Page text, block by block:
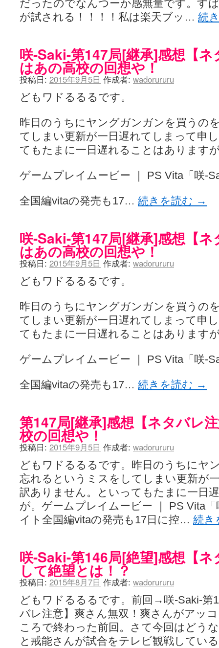
だったのでなんつーか感無量です。す
が試される！！！！私は楽天ブッ… 続
咲-Saki-第147局[継承]感想【
はあの高校の回想や！
投稿日: 2015年9月5日 作成者: wadorururu
どもワドるるるです。
昨日のうちにヤングガンガンを買うの
てしまい更新が一日遅れてしまって申
てもたまに一日遅れることはあります
ゲームプレイムービー ｜ PS Vita「咲-
全国編vitaの発売も17… 続きを読む →
咲-Saki-第147局[継承]感想【
はあの高校の回想や！
投稿日: 2015年9月5日 作成者: wadorururu
どもワドるるるです。
昨日のうちにヤングガンガンを買うの
てしまい更新が一日遅れてしまって申
てもたまに一日遅れることはあります
ゲームプレイムービー ｜ PS Vita「咲-
全国編vitaの発売も17… 続きを読む →
第147局[継承]感想【ネタバレ
校の回想や！
投稿日: 2015年9月5日 作成者: wadorururu
どもワドるるるです。昨日のうちにヤ
忘れるというミスをしてしまい更新が
訳ありません。といってもたまに一日
が。ゲームプレイムービー ｜ PS Vita
イト全国編vitaの発売も17日に控… 続き
咲-Saki-第146局[絶望]感想【
して絶望とは！？
投稿日: 2015年8月7日 作成者: wadorururu
どもワドるるるです。前回→咲-Saki-第
バレ注意】爽さん無双！爽さんがアッ
ころで終わった前回。さて今回はどう
と戒能さんが試合をテレビ観戦してい